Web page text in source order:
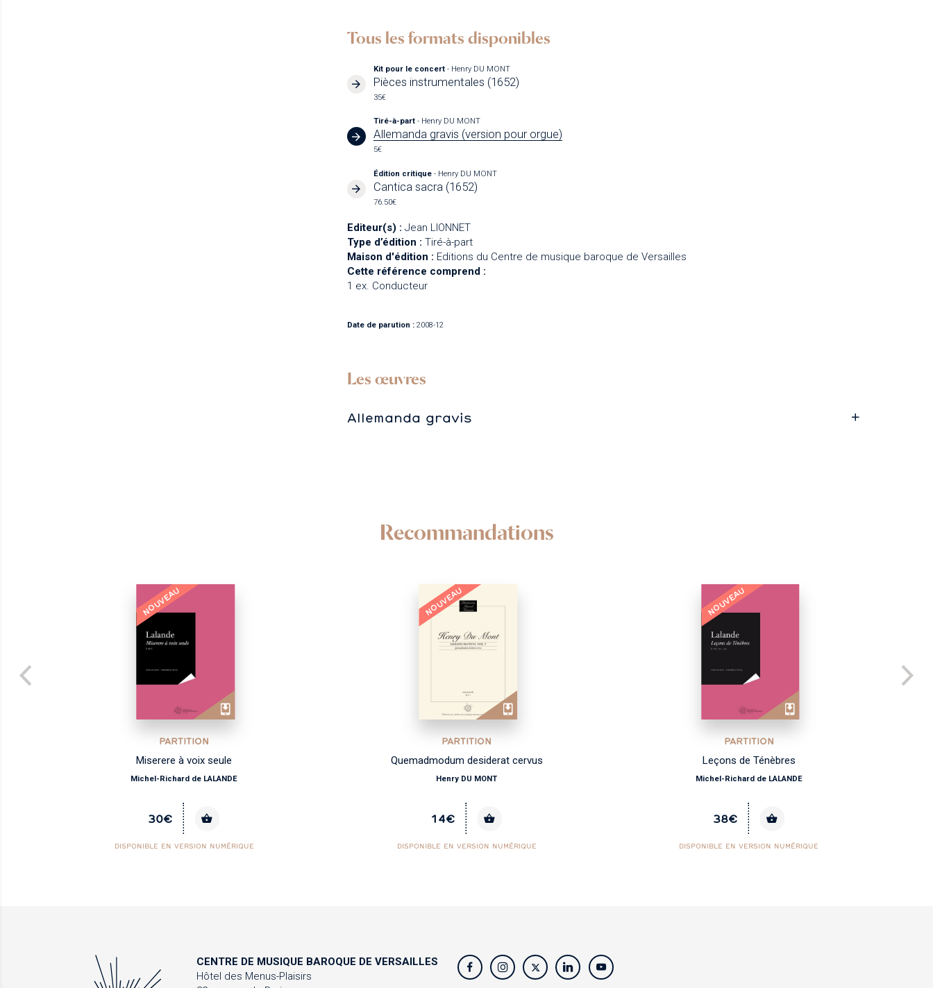
Tous les formats disponibles
Kit pour le concert- Henry DU MONT
Pièces instrumentales (1652)
35€
Tiré-à-part- Henry DU MONT
Allemanda gravis (version pour orgue)
5€
Édition critique- Henry DU MONT
Cantica sacra (1652)
76.50€
Editeur(s) : Jean LIONNET
Type d’édition : Tiré-à-part
Maison d'édition : Editions du Centre de musique baroque de Versailles
Cette référence comprend :
1 ex. Conducteur
Date de parution : 2008-12
Les œuvres
Allemanda gravis
Recommandations
NOUVEAU
PARTITION
Miserere à voix seule
Michel-Richard de LALANDE
30€
DISPONIBLE EN VERSION NUMÉRIQUE
NOUVEAU
PARTITION
Quemadmodum desiderat cervus
Henry DU MONT
14€
DISPONIBLE EN VERSION NUMÉRIQUE
NOUVEAU
PARTITION
Leçons de Ténèbres
Michel-Richard de LALANDE
38€
DISPONIBLE EN VERSION NUMÉRIQUE
CENTRE DE MUSIQUE BAROQUE DE VERSAILLES
Hôtel des Menus-Plaisirs